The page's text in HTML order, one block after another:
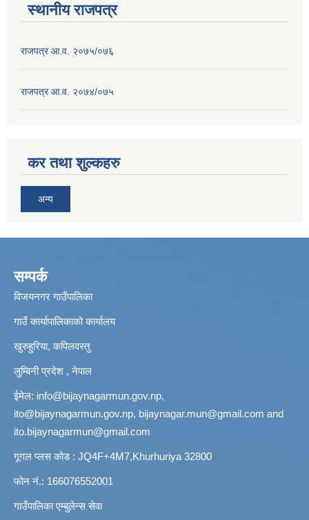
स्थानीय राजपत्र
राजपत्र आ.व. २०७५/०७६
राजपत्र आ.व. २०७४/०७५
कर तथा शुल्कहरु
अन्य
सम्पर्क
विजयनगर गाउँपालिका
गाउँ कार्यापालिकाको कार्यालय
खुरुहुरिया, कपिलवस्तु
लुम्बिनी प्रदेश , नेपाल
ईमेल: info@bijaynagarmun.gov.np,
ito@bijaynagarmun.gov.np, bijaynagar.mun@gmail.com and
ito.bijaynagarmun@gmail.com
गूगल प्लस कोड : JQ4F+4M7,Khurhuriya 32800
फोन नं.: 166076552001
गाउँपालिका एम्बुलेन्स सेवा